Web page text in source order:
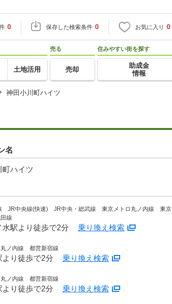
0 保存した検索条件 0 お気に入り 0
土地活用
売る
売却
住みやすい街を探す
助成金
情報
神田小川町ハイツ
名
町ハイツ
JR中央線(快速) JR中央・総武線 東京メトロ丸ノ内線 東京
線
水駅より徒歩で2分 乗り換え検索
丸ノ内線 都営新宿線
より徒歩で2分 乗り換え検索
丸ノ内線 都営新宿線
より徒歩で2分 乗り換え検索